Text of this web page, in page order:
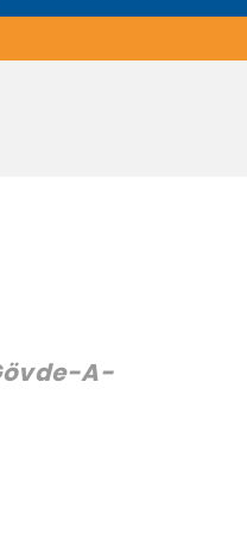
A-